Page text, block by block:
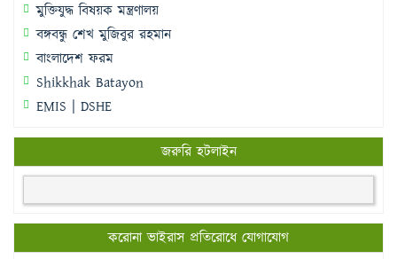
মুক্তিযুদ্ধ বিষয়ক মন্ত্রণালয়
বঙ্গবন্ধু শেখ মুজিবুর রহমান
বাংলাদেশ ফরম
Shikkhak Batayon
EMIS | DSHE
জরুরি হটলাইন
করোনা ভাইরাস প্রতিরোধে যোগাযোগ